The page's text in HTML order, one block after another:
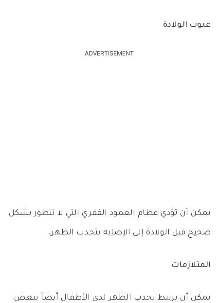
عيوب الولادة
ADVERTISEMENT
يمكن أن تؤدي عظام العمود الفقري التي لا تتطور بشكل
صحيح قبل الولادة إلى الإصابة بتحدب الظهر.
المتلازمات
يمكن أن يرتبط تحدب الظهر لدى الأطفال أيضاً ببعض